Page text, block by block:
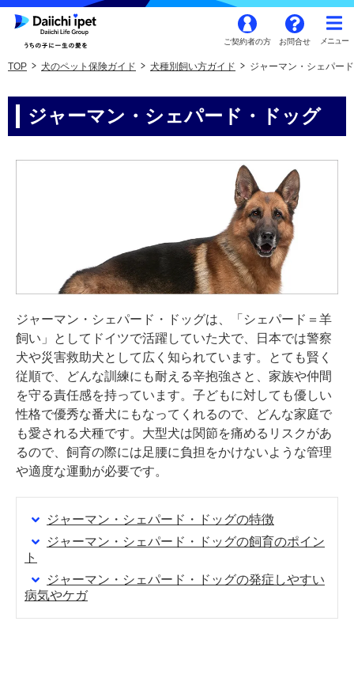
ご契約者の方 お問合せ
TOP 犬のペット保険ガイド 犬種別飼い方ガイド ジャーマン・シェパー
ジャーマン・シェパード・ドッグ
ジャーマン・シェパード・ドッグは、「シェパード＝羊
飼い」としてドイツで活躍していた犬で、日本では警察
犬や災害救助犬として広く知られています。とても賢く
従順で、どんな訓練にも耐える辛抱強さと、家族や仲間
を守る責任感を持っています。子どもに対しても優しい
性格で優秀な番犬にもなってくれるので、どんな家庭で
も愛される犬種です。大型犬は関節を痛めるリスクがあ
るので、飼育の際には足腰に負担をかけないような管理
や適度な運動が必要です。
ジャーマン・シェパード・ドッグの特徴
ジャーマン・シェパード・ドッグの飼育のポイン
ト
ジャーマン・シェパード・ドッグの発症しやすい
病気やケガ